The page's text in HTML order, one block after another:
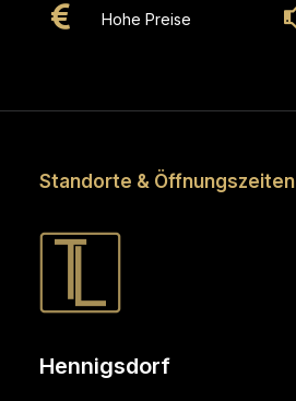
Hohe Preise
Standorte & Öffnungszeiten
Hennigsdorf